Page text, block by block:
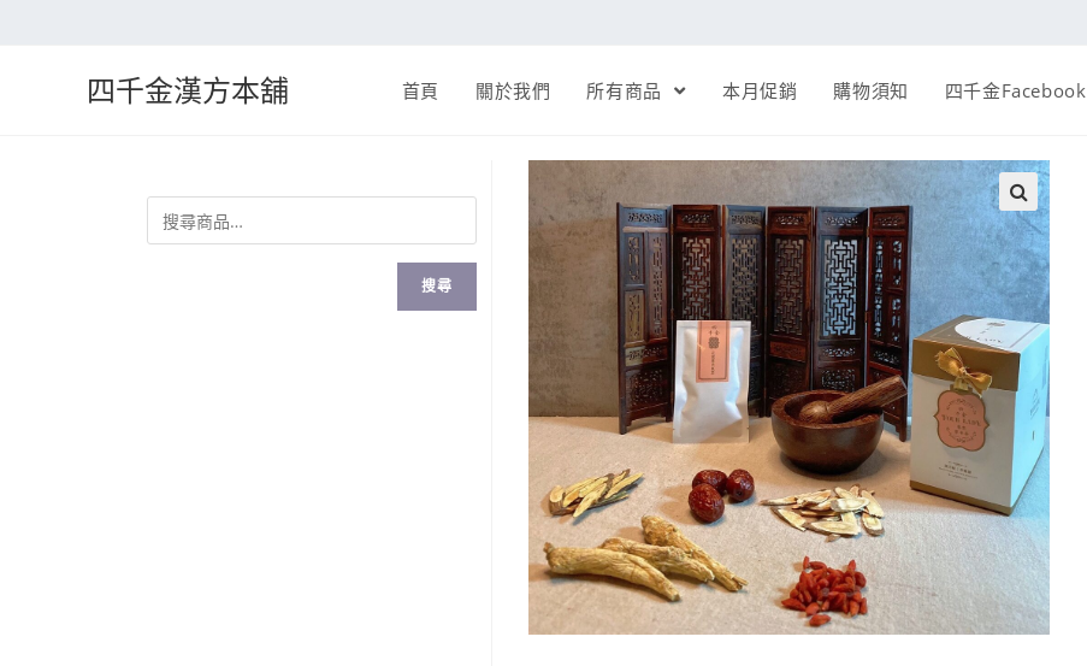
四千金漢方本舖 首頁 關於我們 所有商品 本月促銷 購物須知 四千金Facebook
搜尋